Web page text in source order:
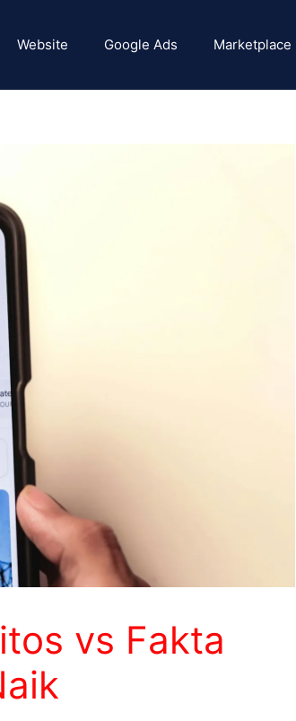
Website Google Ads Marketplace
vs Fakta